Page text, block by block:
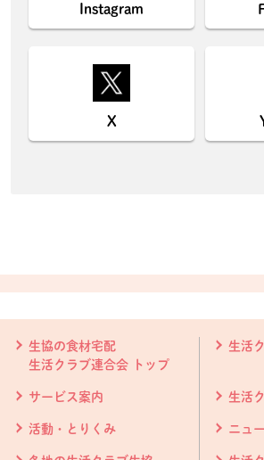
Instagram
X
生協の食材宅配
生活クラブ連合会 トップ
生活
サービス案内 生活
活動・とりくみ ニュ